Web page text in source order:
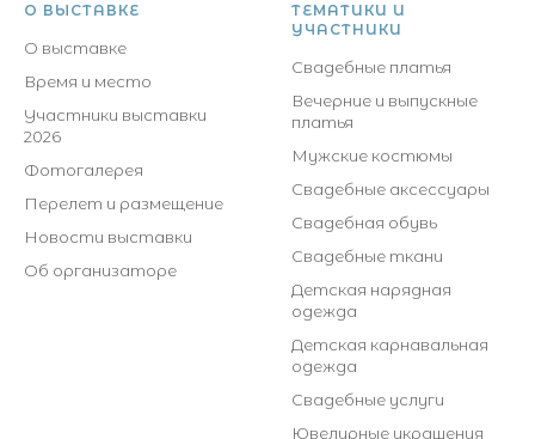
О ВЫСТАВКЕ
О выставке
Время и место
Участники выставки
2026
Фотогалерея
Перелет и размещение
Новости выставки
Об организаторе
ТЕМАТИКИ И
УЧАСТНИКИ
Свадебные платья
Вечерние и выпускные
платья
Мужские костюмы
Свадебные аксессуары
Свадебная обувь
Свадебные ткани
Детская нарядная
одежда
Детская карнавальная
одежда
Свадебные услуги
Ювелирные украшения